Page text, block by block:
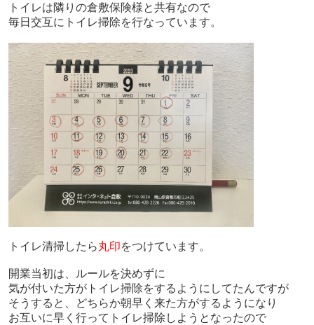
トイレは隣りの倉敷保険様と共有なので
毎日交互にトイレ掃除を行なっています。
トイレ清掃したら丸印をつけています。
開業当初は、ルールを決めずに
気が付いた方がトイレ掃除をするようにしてたんですが
そうすると、どちらか朝早く来た方がするようになり
お互いに早く行ってトイレ掃除しようとなったので